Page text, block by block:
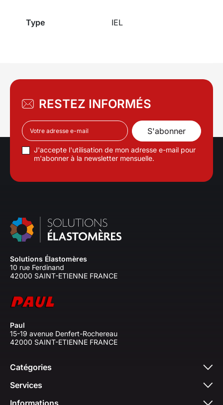
Type IEL
RESTEZ INFORMÉS
J'accepte l'utilisation de mon adresse e-mail pour
m'abonner à la newsletter mensuelle.
Solutions Élastomères
10 rue Ferdinand
42000 SAINT-ETIENNE FRANCE
Paul
15-19 avenue Denfert-Rochereau
42000 SAINT-ETIENNE FRANCE
Catégories
Services